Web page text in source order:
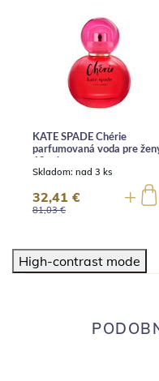
KATE SPADE Chérie
parfumovaná voda pre
Skladom: nad 3 ks
81,03 €
32,41 €
High-contrast mode